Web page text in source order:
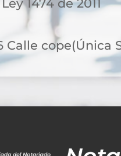
1474 de 2011
Calle cope(Única